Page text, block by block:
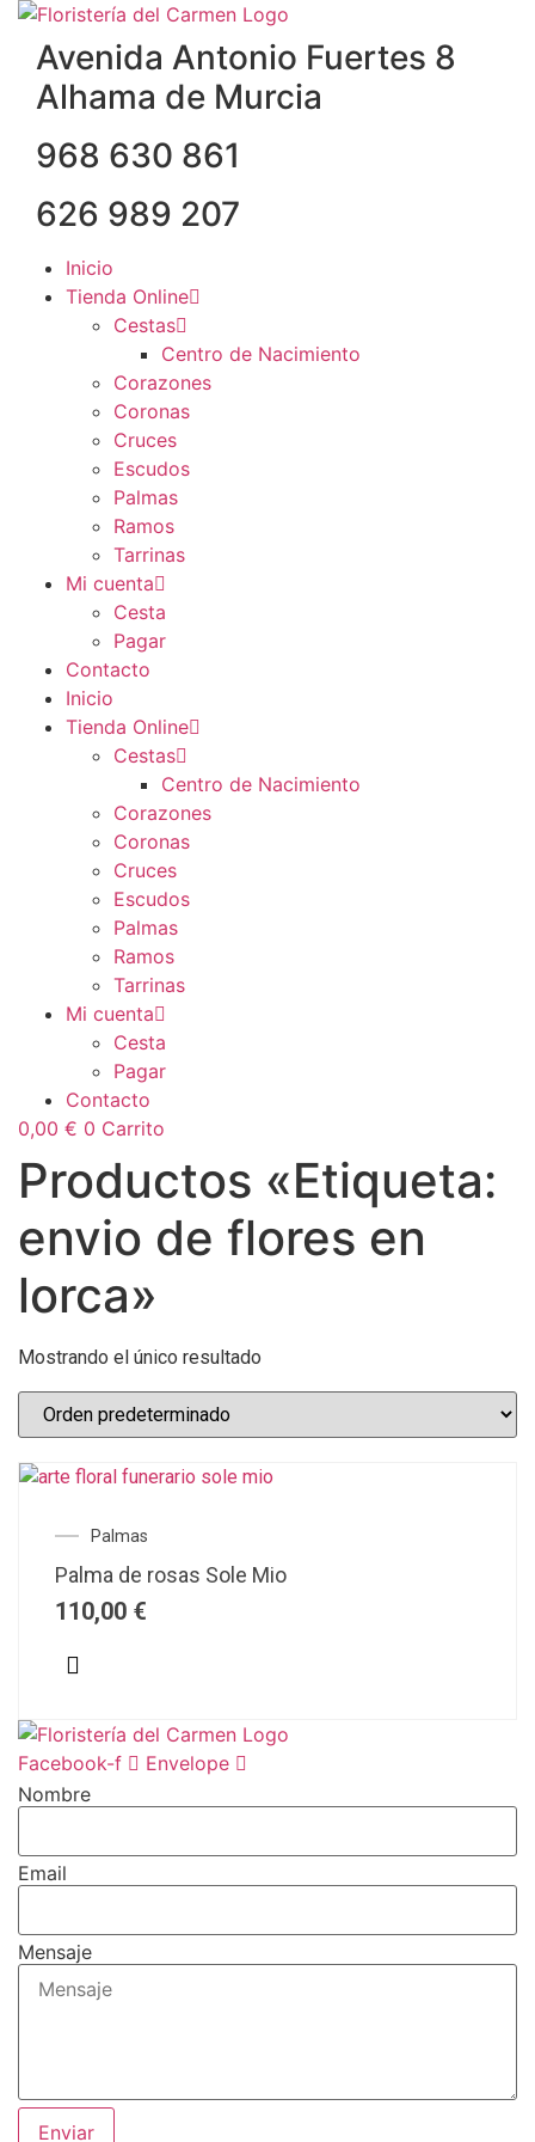
contenido
Avenida Antonio Fuertes 8
Alhama de Murcia
968 630 861
626 989 207
Inicio
Tienda Online
Cestas
Centro de Nacimiento
Corazones
Coronas
Cruces
Escudos
Palmas
Ramos
Tarrinas
Mi cuenta
Cesta
Pagar
Contacto
Inicio
Tienda Online
Cestas
Centro de Nacimiento
Corazones
Coronas
Cruces
Escudos
Palmas
Ramos
Tarrinas
Mi cuenta
Cesta
Pagar
Contacto
0,00 € 0 Carrito
Productos «Etiqueta:
envio de flores en
lorca»
Mostrando el único resultado
Palmas
Palma de rosas Sole Mio
110,00 €
Facebook-f
Envelope
Nombre
Email
Mensaje
Enviar